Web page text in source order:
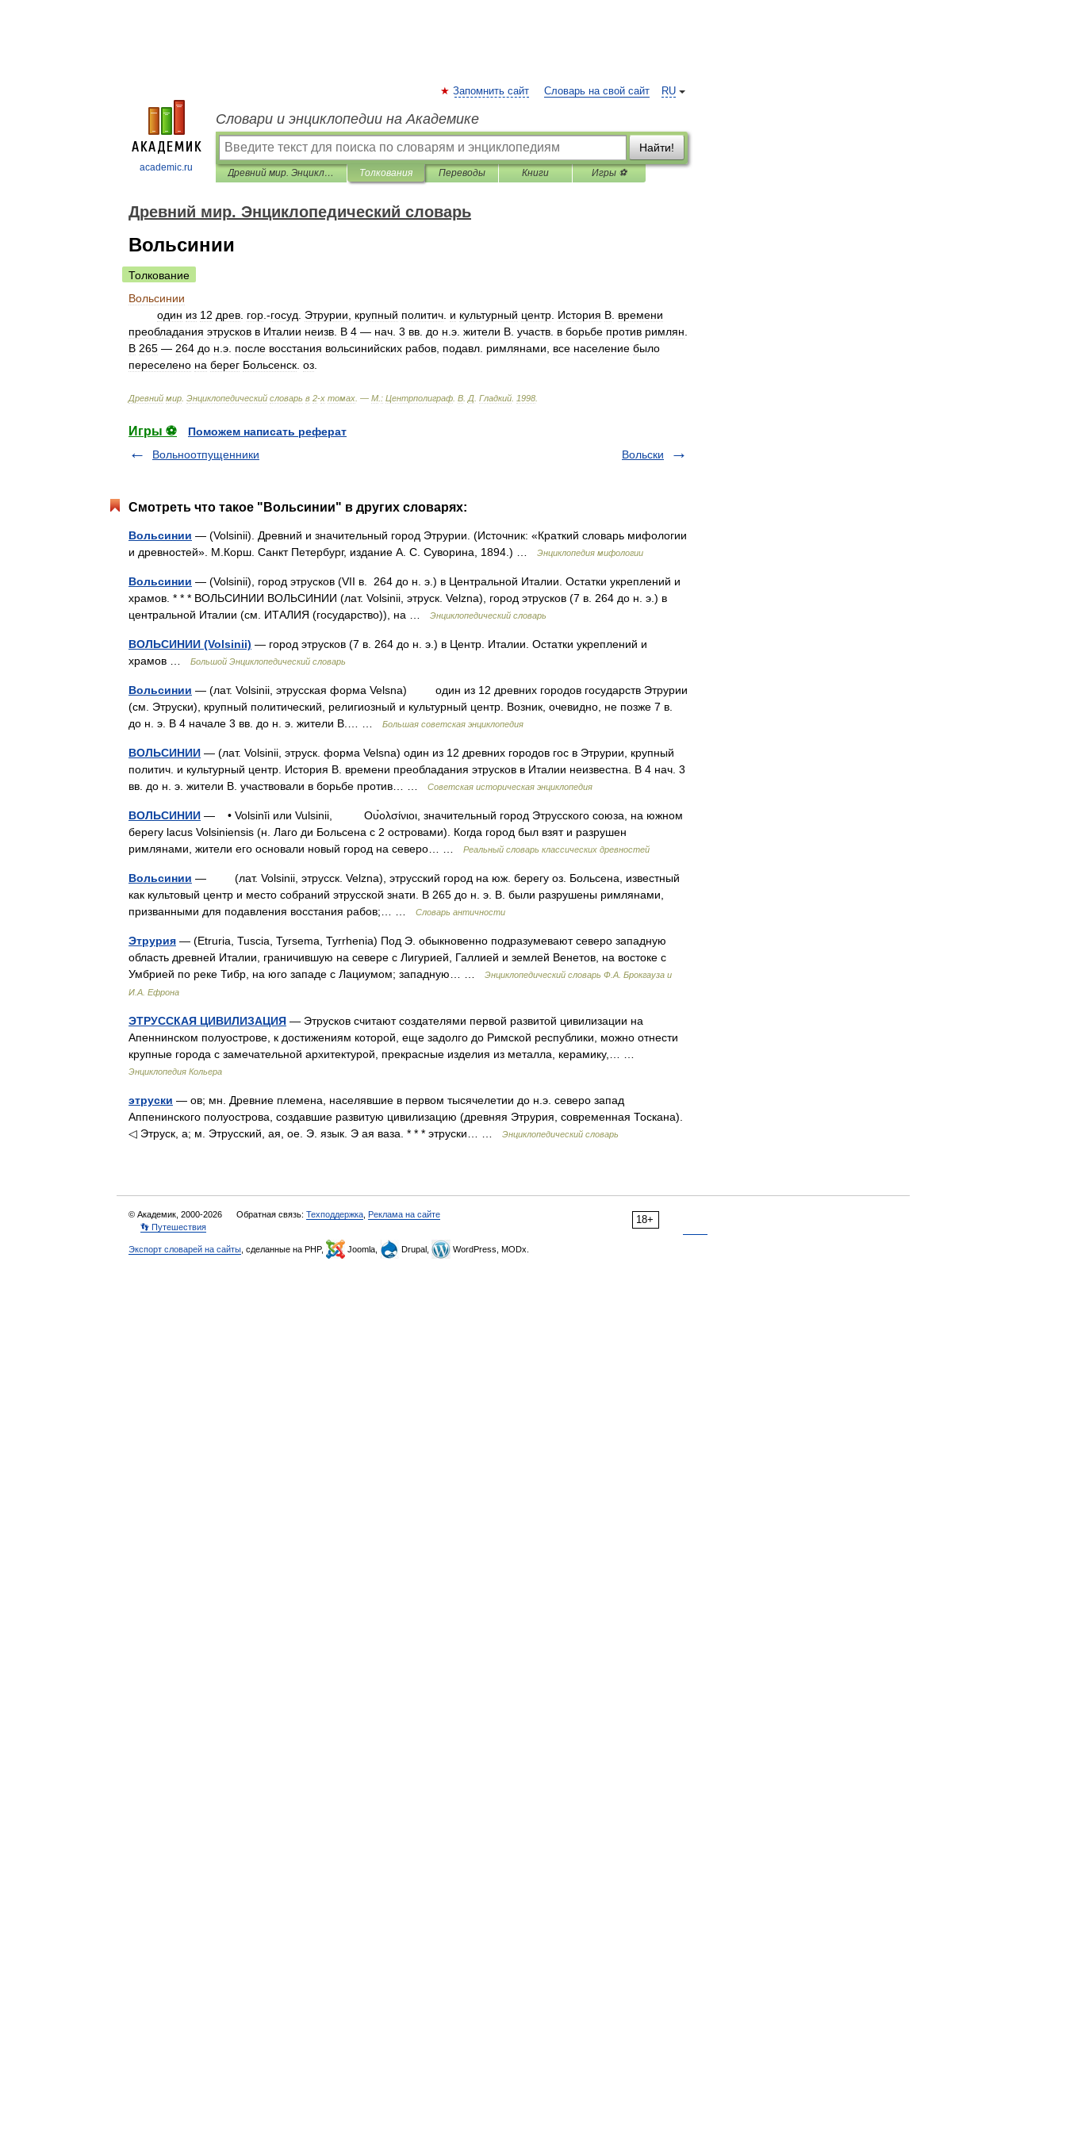
academic.ru
RU
Запомнить сайт Словарь на свой сайт
Словари и энциклопедии на Академике
Найти!
Древний мир. Энциклопедический словарь Толкования Переводы Книги Игры ⚽
Древний мир. Энциклопедический словарь
Вольсинии
Толкование
Вольсинии
один из 12 древ гор .-госуд Этрурии крупный политич и культурный центр История В времени
преобладания этрусков в Италии неизв В 4 — нач 3 вв до н э жители В участв в борьбе против римлян
В 265 — 264 до н э после восстания вольсинийских рабов подавл римлянами все население было
переселено на берег Больсенск оз
Древний мир Энциклопедический словарь в 2-х томах . — М : Центрполиграф В Д Гладкий 1998
Игры ⚽
Поможем написать реферат
Вольноотпущенники
Вольски
Смотреть что такое "Вольсинии" в других словарях:
Вольсинии — (Volsinii). Древний и значительный город Этрурии. (Источник: «Краткий словарь мифологии
и древностей». М.Корш. Санкт Петербург, издание А. С. Суворина, 1894.) …
Энциклопедия мифологии
Вольсинии — (Volsinii), город этрусков (VII в. 264 до н. э.) в Центральной Италии. Остатки укреплений и
храмов. * * * ВОЛЬСИНИИ ВОЛЬСИНИИ (лат. Volsinii, этруск. Velzna), город этрусков (7 в. 264 до н. э.) в
центральной Италии (см. ИТАЛИЯ (государство)), на …
Энциклопедический словарь
ВОЛЬСИНИИ (Volsinii) — город этрусков (7 в. 264 до н. э.) в Центр. Италии. Остатки укреплений и
храмов …
Большой Энциклопедический словарь
Вольсинии — (лат. Volsinii, этрусская форма Velsna) один из 12 древних городов государств Этрурии
(см. Этруски), крупный политический, религиозный и культурный центр. Возник, очевидно, не позже 7 в.
до н. э. В 4 начале 3 вв. до н. э. жители В.… …
Большая советская энциклопедия
ВОЛЬСИНИИ — (лат. Volsinii, этруск. форма Velsna) один из 12 древних городов гос в Этрурии, крупный
политич. и культурный центр. История В. времени преобладания этрусков в Италии неизвестна. В 4 нач. 3
вв. до н. э. жители В. участвовали в борьбе против… …
Советская историческая энциклопедия
ВОЛЬСИНИИ — • Volsinĭi или Vulsinii, Ου̉ολσίνιοι, значительный город Этрусского союза, на южном
берегу lacus Volsiniensis (н. Лаго ди Больсена с 2 островами). Когда город был взят и разрушен
римлянами, жители его основали новый город на северо… …
Реальный словарь классических древностей
Вольсинии — (лат. Volsinii, этрусск. Velzna), этрусский город на юж. берегу оз. Больсена, известный
как культовый центр и место собраний этрусской знати. В 265 до н. э. В. были разрушены римлянами,
призванными для подавления восстания рабов;… …
Словарь античности
Этрурия — (Etruria, Tuscia, Tyrsema, Tyrrhenia) Под Э. обыкновенно подразумевают северо западную
область древней Италии, граничившую на севере с Лигурией, Галлией и землей Венетов, на востоке с
Умбрией по реке Тибр, на юго западе с Лациумом; западную… …
Энциклопедический словарь Ф.А. Брокгауза и
И.А. Ефрона
ЭТРУССКАЯ ЦИВИЛИЗАЦИЯ — Этрусков считают создателями первой развитой цивилизации на
Апеннинском полуострове, к достижениям которой, еще задолго до Римской республики, можно отнести
крупные города с замечательной архитектурой, прекрасные изделия из металла, керамику,… …
Энциклопедия Кольера
этруски — ов; мн. Древние племена, населявшие в первом тысячелетии до н.э. северо запад
Аппенинского полуострова, создавшие развитую цивилизацию (древняя Этрурия, современная Тоскана).
◁ Этруск, а; м. Этрусский, ая, ое. Э. язык. Э ая ваза. * * * этруски… …
Энциклопедический словарь
18+
© Академик, 2000-2026 Обратная связь: Техподдержка Реклама на сайте
👣 Путешествия
Экспорт словарей на сайты , сделанные на PHP, Joomla, Drupal, WordPress, MODx.